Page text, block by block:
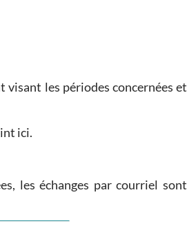
les périodes concernées et
ici.
les échanges par courriel sont